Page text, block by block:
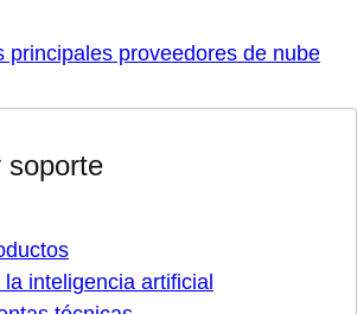
principales proveedores de nube
soporte
inteligencia artificial